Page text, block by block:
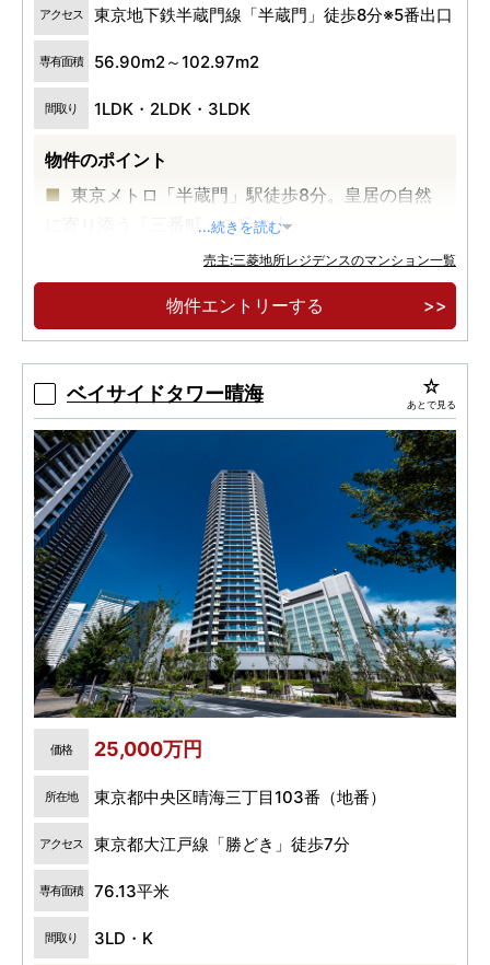
アクセス 東京地下鉄半蔵門線「半蔵門」徒歩8分※5番出口
専有面積 56.90m2～102.97m2
間取り 1LDK・2LDK・3LDK
物件のポイント
東京メトロ「半蔵門」駅徒歩8分。皇居の自然
に寄り添う「三番町」の丘の上。
英国の建築設計事務所「Studio PDP」を起用。
流麗な自然の造形を宿したデザイン。
ゆとりある100m2超の住戸をはじめ、20タイ
...続きを読む
売主:三菱地所レジデンスのマンション一覧
物件エントリーする
ベイサイドタワー晴海 あとで見る
価格 25,000万円
所在地 東京都中央区晴海三丁目103番（地番）
アクセス 東京都大江戸線「勝どき」徒歩7分
専有面積 76.13平米
間取り 3LD・K